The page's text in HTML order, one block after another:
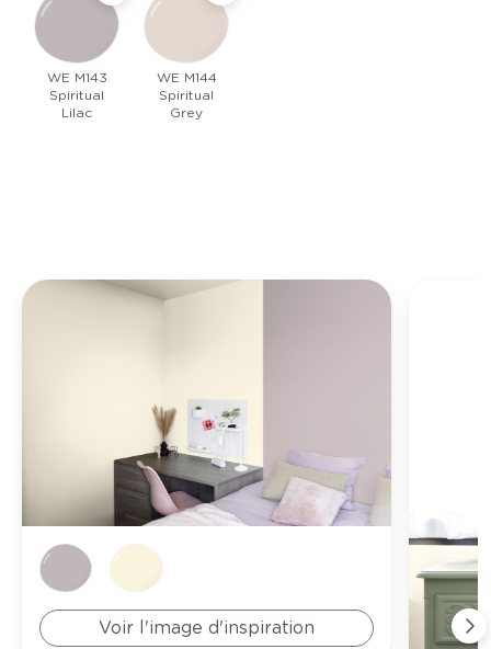
WE M143
Spiritual
Lilac
WE M144
Spiritual
Grey
Voir l'image d'inspiration